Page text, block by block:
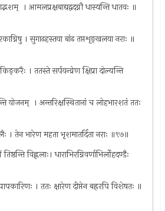
। आमलप्रक्षबाद्यद्वदग्नौ धास्यन्ति धातवः ॥
। सुगाढहस्तया बांढ तप्तशृङ्खलया नराः ॥
। ततस्ते सर्पयन्व्रेण क्षिप्रा दोल्यन्ति
योजनम् ‍ । अन्तरिक्षस्थितानां च लोहभारशतं ततः
। तेन भारेण महता भृशमातर्दिता नराः ॥९७॥
विह्ललाः। धाराभिरग्निवर्णाभिर्लोहदण्डैः
। ततः क्षारेण दीप्तेन बह्ररपि विशेषतः ॥